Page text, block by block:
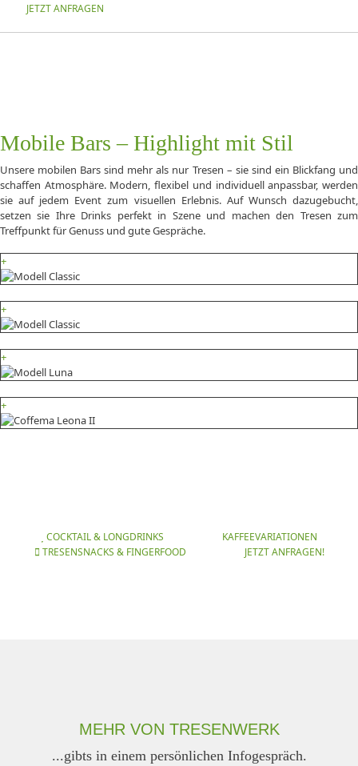
JETZT ANFRAGEN
Mobile Bars – Highlight mit Stil
Unsere mobilen Bars sind mehr als nur Tresen – sie sind ein Blickfang und
schaffen Atmosphäre. Modern, flexibel und individuell anpassbar, werden
sie auf jedem Event zum visuellen Erlebnis. Auf Wunsch dazugebucht,
setzen sie Ihre Drinks perfekt in Szene und machen den Tresen zum
Treffpunkt für Genuss und gute Gespräche.
+
+
+
+
COCKTAIL & LONGDRINKS
KAFFEEVARIATIONEN
TRESENSNACKS & FINGERFOOD
JETZT ANFRAGEN!
MEHR VON TRESENWERK
...gibts in einem persönlichen Infogespräch.